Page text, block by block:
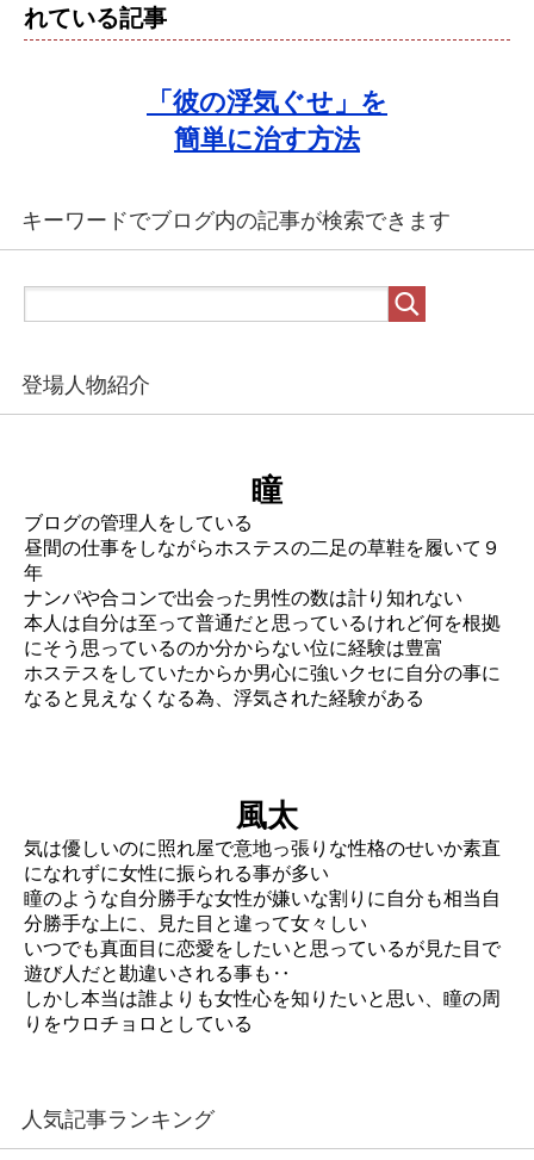
れている記事
「彼の浮気ぐせ」を
簡単に治す方法
キーワードでブログ内の記事が検索できます
登場人物紹介
瞳
ブログの管理人をしている
昼間の仕事をしながらホステスの二足の草鞋を履いて９
年
ナンパや合コンで出会った男性の数は計り知れない
本人は自分は至って普通だと思っているけれど何を根拠
にそう思っているのか分からない位に経験は豊富
ホステスをしていたからか男心に強いクセに自分の事に
なると見えなくなる為、浮気された経験がある
風太
気は優しいのに照れ屋で意地っ張りな性格のせいか素直
になれずに女性に振られる事が多い
瞳のような自分勝手な女性が嫌いな割りに自分も相当自
分勝手な上に、見た目と違って女々しい
いつでも真面目に恋愛をしたいと思っているが見た目で
遊び人だと勘違いされる事も‥
しかし本当は誰よりも女性心を知りたいと思い、瞳の周
りをウロチョロとしている
人気記事ランキング